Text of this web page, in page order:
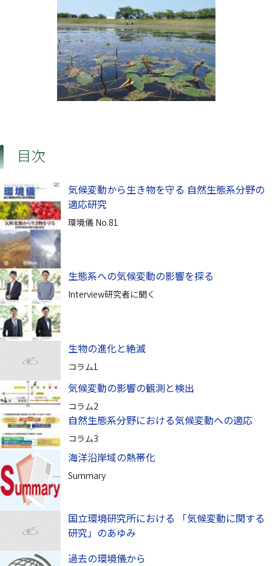
目次
気候変動から生き物を守る 自然生態系分野の
適応研究
環境儀 No.81
生態系への気候変動の影響を探る
Interview研究者に聞く
生物の進化と絶滅
コラム1
気候変動の影響の観測と検出
コラム2
自然生態系分野における気候変動への適応
コラム3
海洋沿岸域の熱帯化
Summary
国立環境研究所における 「気候変動に関する
研究」のあゆみ
過去の環境儀から